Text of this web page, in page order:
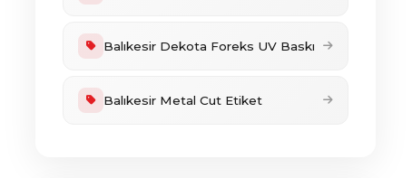
Balıkesir Dekota Foreks UV Baskı
Balıkesir Metal Cut Etiket